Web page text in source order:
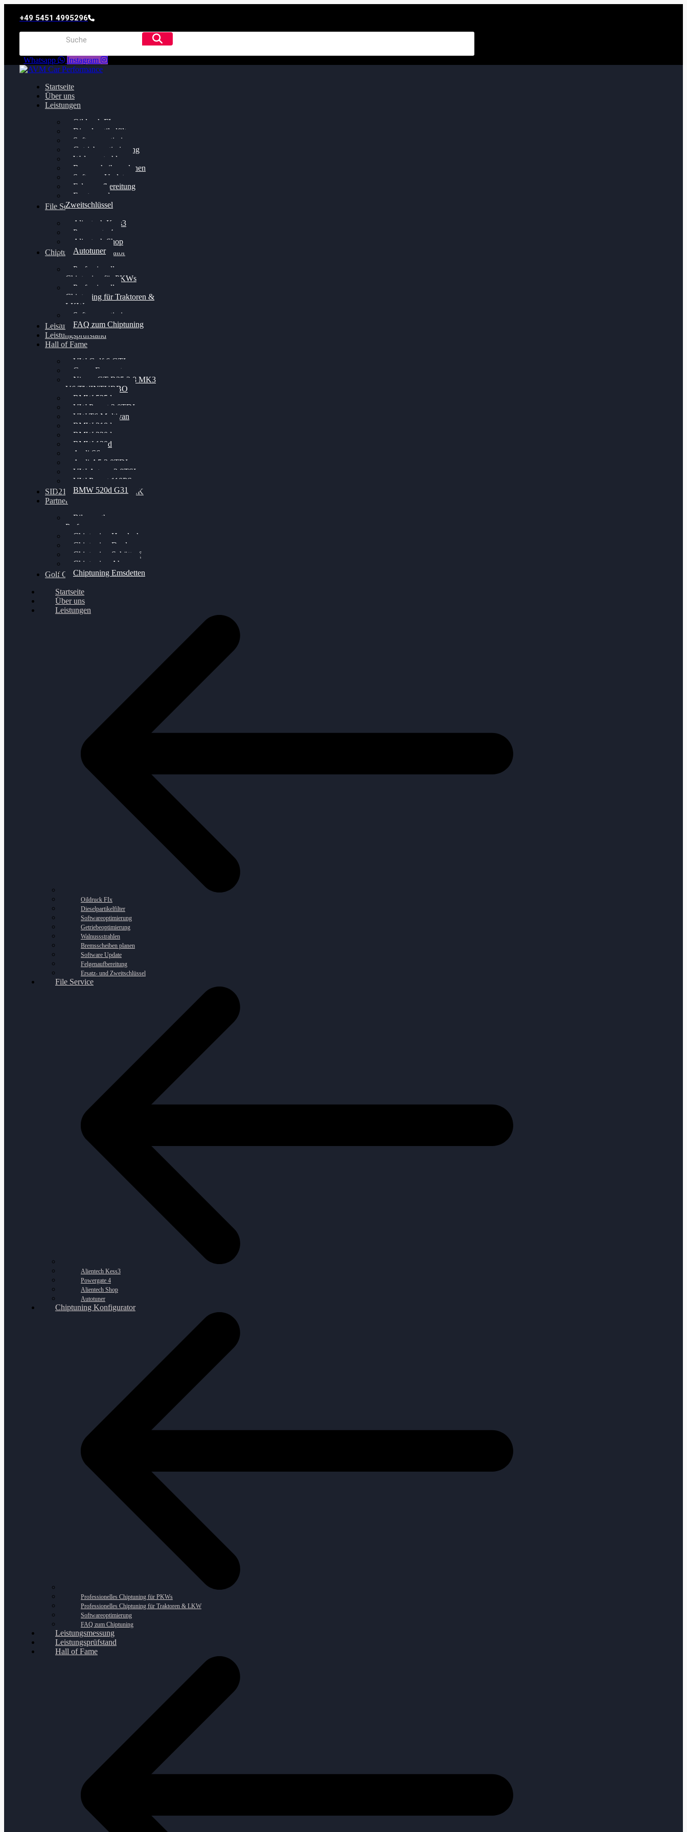
+49 5451 4995296
Whatsapp Instagram
Startseite
Über uns
Leistungen
Oildruck FIx
Dieselpartikelfilter
Softwareoptimierung
Getriebeoptimierung
Walnussstrahlen
Bremsscheiben planen
Software Update
Felgenaufbereitung
Ersatz- und
Zweitschlüssel
File Service
Alientech Kess3
Powergate 4
Alientech Shop
Autotuner
Chiptuning Konfigurator
Professionelles
Chiptuning für PKWs
Professionelles
Chiptuning für Traktoren &
LKW
Softwareoptimierung
FAQ zum Chiptuning
Leistungsmessung
Leistungsprüfstand
Hall of Fame
VW Golf 6 GTI
Cupra Formentor
Nissan GT-R35 3.8 MK3
V6 TWINTURBO
BMW 525d
VW Passat 2.0TDI
VW T6 Multivan
BMW 318d
BMW 320d
BMW 120d
Audi S6
Audi A5 3.0TDI
VW Arteon 2.0TSI
VW Passat 110PS
BMW 520d G31
SID212 / 212EVO UNLOCK
Partner
Bilgenroth
Performance
Chiptuning Herzlacke
Chiptuning Duelmen
Chiptuning Schüttorf
Chiptuning Ahaus
Chiptuning Emsdetten
Golf Gewinnspiel
Startseite
Über uns
Leistungen
Oildruck FIx
Dieselpartikelfilter
Softwareoptimierung
Getriebeoptimierung
Walnussstrahlen
Bremsscheiben planen
Software Update
Felgenaufbereitung
Ersatz- und Zweitschlüssel
File Service
Alientech Kess3
Powergate 4
Alientech Shop
Autotuner
Chiptuning Konfigurator
Professionelles Chiptuning für PKWs
Professionelles Chiptuning für Traktoren & LKW
Softwareoptimierung
FAQ zum Chiptuning
Leistungsmessung
Leistungsprüfstand
Hall of Fame